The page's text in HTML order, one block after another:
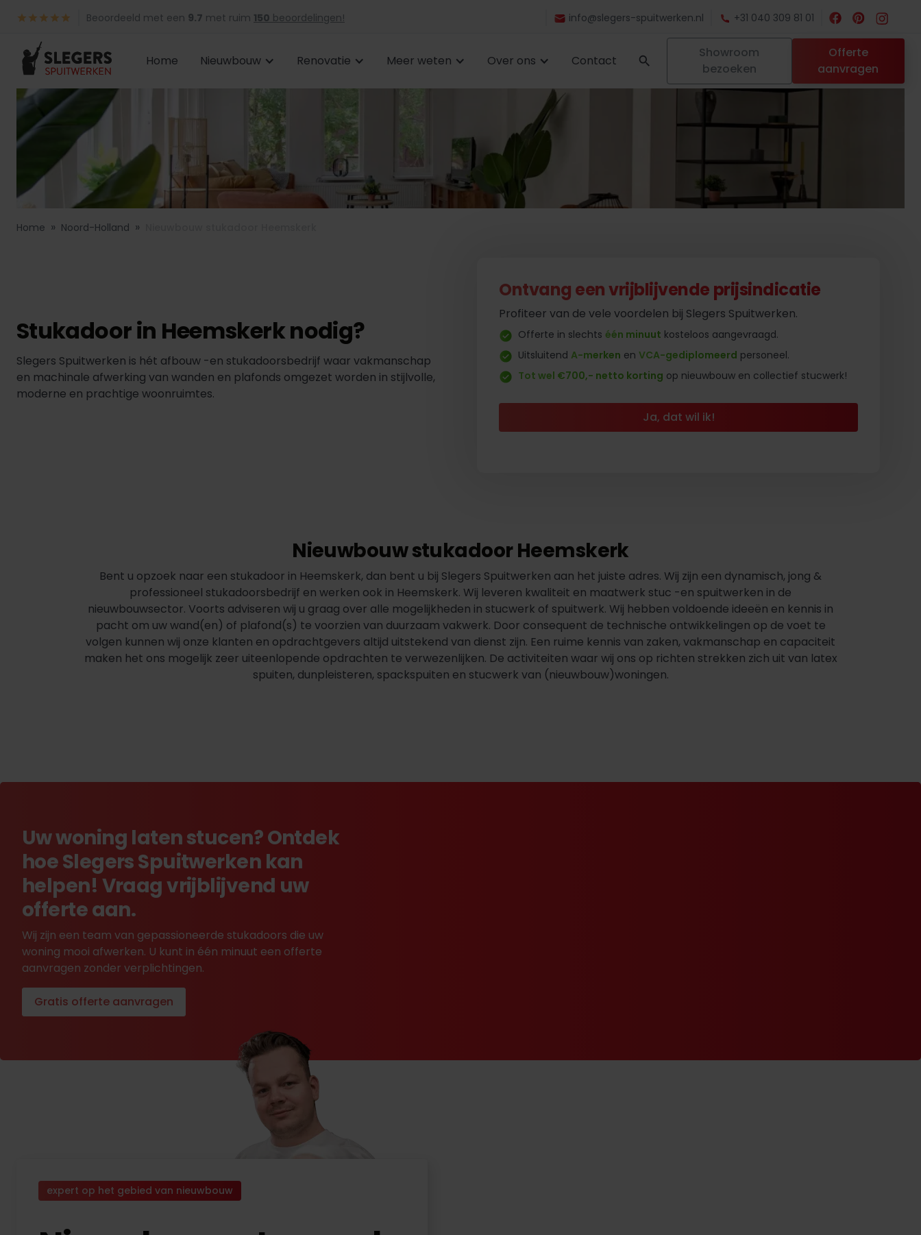
Beoordeeld met een 9.7 met ruim 150 beoordelingen! info@slegers-spuitwerken.nl +31 040 309 81 01
Home Nieuwbouw Renovatie Meer weten Over ons Contact
Showroom
bezoeken
Offerte
aanvragen
Home » Noord-Holland »
Stukadoor in Heemskerk nodig?
Slegers Spuitwerken is hét afbouw -en stukadoorsbedrijf waar vakmanschap
en machinale afwerking van wanden en plafonds omgezet worden in stijlvolle,
moderne en prachtige woonruimtes.
Ontvang een vrijblijvende prijsindicatie
Profiteer van de vele voordelen bij Slegers Spuitwerken.
Offerte in slechts één minuut kosteloos aangevraagd.
Uitsluitend A-merken en VCA-gediplomeerd personeel.
Tot wel €700,- netto korting op nieuwbouw en collectief stucwerk!
Ja, dat wil ik!
Nieuwbouw stukadoor Heemskerk
Bent u opzoek naar een stukadoor in Heemskerk, dan bent u bij Slegers Spuitwerken aan het juiste adres. Wij zijn een dynamisch, jong &
professioneel stukadoorsbedrijf en werken ook in Heemskerk. Wij leveren kwaliteit en maatwerk stuc -en spuitwerken in de
nieuwbouwsector. Voorts adviseren wij u graag over alle mogelijkheden in stucwerk of spuitwerk. Wij hebben voldoende ideeën en kennis in
pacht om uw wand(en) of plafond(s) te voorzien van duurzaam vakwerk. Door consequent de technische ontwikkelingen op de voet te
volgen kunnen wij onze klanten en opdrachtgevers altijd uitstekend van dienst zijn. Een ruime kennis van zaken, vakmanschap en capaciteit
maken het ons mogelijk zeer uiteenlopende opdrachten te verwezenlijken. De activiteiten waar wij ons op richten strekken zich uit van latex
spuiten, dunpleisteren, spackspuiten en stucwerk van (nieuwbouw)woningen.
Uw woning laten stucen? Ontdek
hoe Slegers Spuitwerken kan
helpen! Vraag vrijblijvend uw
offerte aan.
Wij zijn een team van gepassioneerde stukadoors die uw
woning mooi afwerken. U kunt in één minuut een offerte
aanvragen zonder verplichtingen.
Gratis offerte aanvragen
expert op het gebied van nieuwbouw